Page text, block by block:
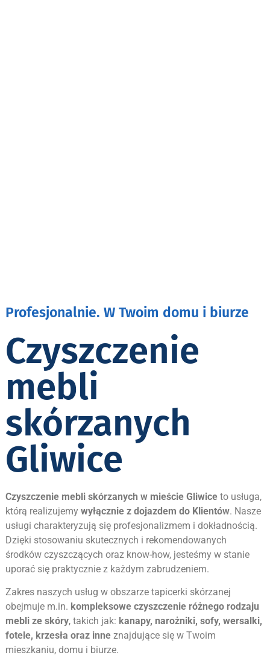
Profesjonalnie. W Twoim domu i biurze
Czyszczenie
mebli
skórzanych
Gliwice
Czyszczenie mebli skórzanych w mieście Gliwiceto usługa,
którą realizujemy wyłącznie z dojazdem do Klientów. Nasze
usługi charakteryzują się profesjonalizmem i dokładnością.
Dzięki stosowaniu skutecznych i rekomendowanych
środków czyszczących oraz know-how, jesteśmy w stanie
uporać się praktycznie z każdym zabrudzeniem.
Zakres naszych usług w obszarze tapicerki skórzanej
obejmuje m.in. kompleksowe czyszczenie różnego rodzaju
mebli ze skóry, takich jak: kanapy, narożniki, sofy, wersalki,
fotele, krzesła oraz inneznajdujące się w Twoim
mieszkaniu, domu i biurze.